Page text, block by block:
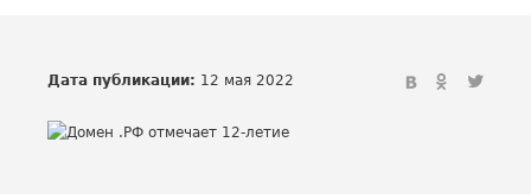
Дата публикации: 12 мая 2022